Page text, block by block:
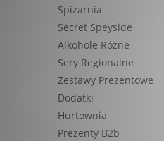
Spiżarnia
Secret Speyside
Alkohole Różne
Sery Regionalne
Zestawy Prezentowe
Dodatki
Hurtownia
Prezenty B2b